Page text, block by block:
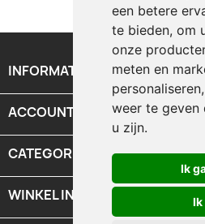
een betere
te bieden, om
onze
meten en
personaliseren,
weer te geven
u zijn.
Ik
Ik
INFORMATIE
ACCOUNT
CATEGORIEEN
WINKEL INFORMATIE